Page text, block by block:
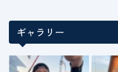
ギャラリー